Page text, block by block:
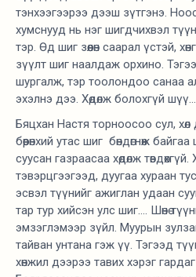
тэнхээгээрээ дээш зүтгэнэ.
хумснууд нь нэг шигдчихвэл
тэр. Өд шиг зөөлөн саарал үстэй,
зүүлт шиг наалдаж орхино.
шургалж, тэр тоолондоо санаа
эхэлнэ дээ. Хөдөлж болохгүй шүү...
Бяцхан Настя торноосоо сул,
бөөрөнхий утас шиг бөндөгнөж
суусан газраасаа хөдөлж төвдөхгүй.
тэвэрцгээгээд, дуугаа хураан
эсвэл түүнийг ажиглан удаан
тар тур хийсэн улс шиг.... Шөнө
эмзэглэмээр зүйл. Муурын
тайван унтана гэж үү. Тэгээд
хөнжил дээрээ тавих хэрэг